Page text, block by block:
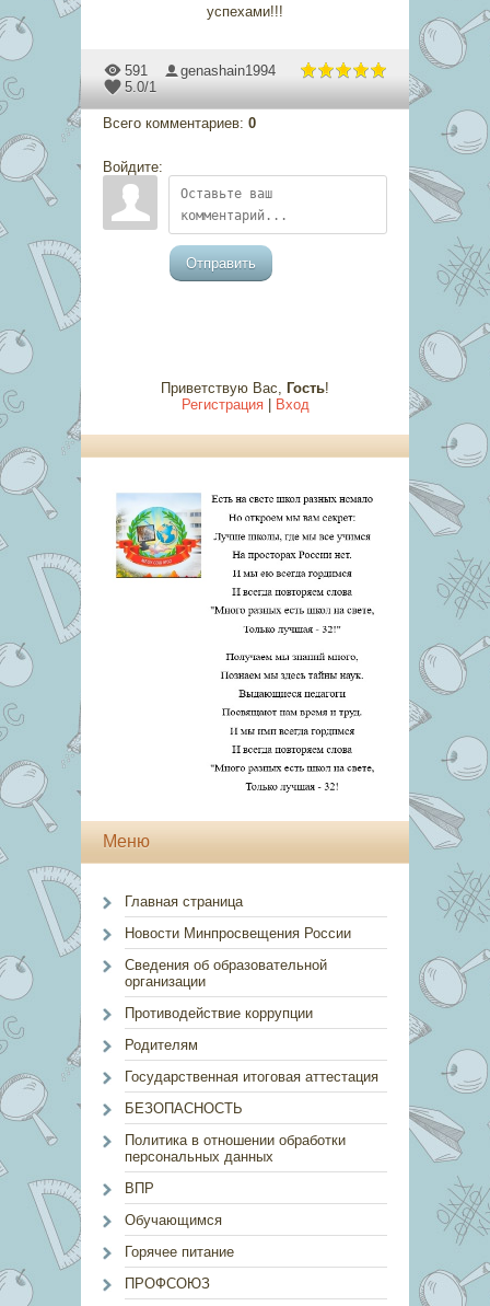
успехами!!!
591
genashain1994
5.0/1
Всего комментариев: 0
Войдите:
Отправить
Приветствую Вас, Гость!
Регистрация| Вход
Меню
Главная страница
Новости Минпросвещения России
Сведения об образовательной
организации
Противодействие коррупции
Родителям
Государственная итоговая аттестация
БЕЗОПАСНОСТЬ
Политика в отношении обработки
персональных данных
ВПР
Обучающимся
Горячее питание
ПРОФСОЮЗ